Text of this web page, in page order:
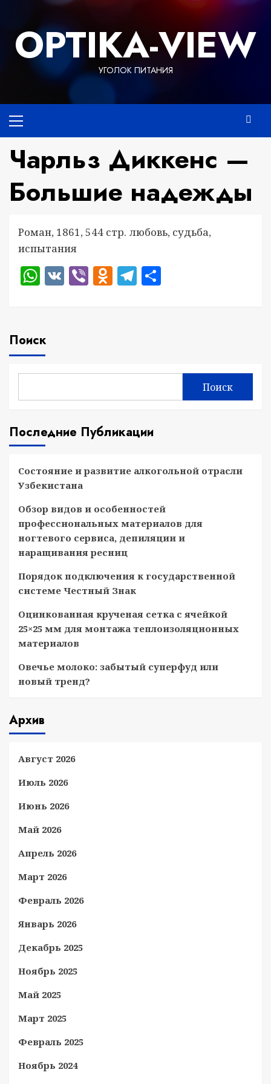
содержимому
OPTIKA-VIEW
УГОЛОК ПИТАНИЯ
меню
Чарльз Диккенс —
Большие надежды
Роман, 1861, 544 стр. любовь, судьба,
испытания
WhatsApp
VKViberOdnoklassniki
Telegram
Поиск
Поиск
Последние Публикации
Состояние и развитие алкогольной отрасли
Узбекистана
Обзор видов и особенностей
профессиональных материалов для
ногтевого сервиса, депиляции и
наращивания ресниц
Порядок подключения к государственной
системе Честный Знак
Оцинкованная крученая сетка с ячейкой
25×25 мм для монтажа теплоизоляционных
материалов
Овечье молоко: забытый суперфуд или
новый тренд?
Архив
Август 2026
Июль 2026
Июнь 2026
Май 2026
Апрель 2026
Март 2026
Февраль 2026
Январь 2026
Декабрь 2025
Ноябрь 2025
Май 2025
Март 2025
Февраль 2025
Ноябрь 2024